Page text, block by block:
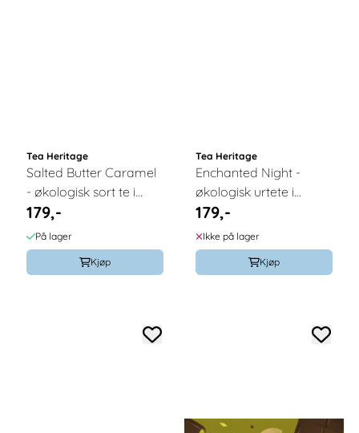
Tea Heritage
Salted Butter Caramel
- økologisk sort te i
løsvekt 100g / Tea
Heritage
179,-
På lager
Kjøp
Tea Heritage
Enchanted Night -
økologisk urtete i
løsvekt 100g / Tea
Heritage
179,-
Ikke på lager
Kjøp